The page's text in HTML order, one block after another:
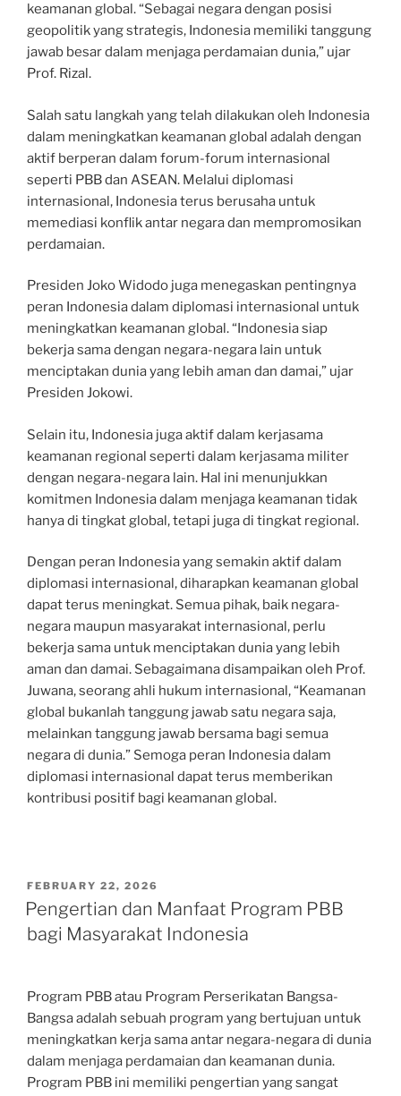
keamanan global. “Sebagai negara dengan posisi
geopolitik yang strategis, Indonesia memiliki tanggung
jawab besar dalam menjaga perdamaian dunia,” ujar
Prof. Rizal.
Salah satu langkah yang telah dilakukan oleh Indonesia
dalam meningkatkan keamanan global adalah dengan
aktif berperan dalam forum-forum internasional
seperti PBB dan ASEAN. Melalui diplomasi
internasional, Indonesia terus berusaha untuk
memediasi konflik antar negara dan mempromosikan
perdamaian.
Presiden Joko Widodo juga menegaskan pentingnya
peran Indonesia dalam diplomasi internasional untuk
meningkatkan keamanan global. “Indonesia siap
bekerja sama dengan negara-negara lain untuk
menciptakan dunia yang lebih aman dan damai,” ujar
Presiden Jokowi.
Selain itu, Indonesia juga aktif dalam kerjasama
keamanan regional seperti dalam kerjasama militer
dengan negara-negara lain. Hal ini menunjukkan
komitmen Indonesia dalam menjaga keamanan tidak
hanya di tingkat global, tetapi juga di tingkat regional.
Dengan peran Indonesia yang semakin aktif dalam
diplomasi internasional, diharapkan keamanan global
dapat terus meningkat. Semua pihak, baik negara-
negara maupun masyarakat internasional, perlu
bekerja sama untuk menciptakan dunia yang lebih
aman dan damai. Sebagaimana disampaikan oleh Prof.
Juwana, seorang ahli hukum internasional, “Keamanan
global bukanlah tanggung jawab satu negara saja,
melainkan tanggung jawab bersama bagi semua
negara di dunia.” Semoga peran Indonesia dalam
diplomasi internasional dapat terus memberikan
kontribusi positif bagi keamanan global.
POSTED
ON
FEBRUARY 22, 2026
Pengertian dan Manfaat Program PBB
bagi Masyarakat Indonesia
Program PBB atau Program Perserikatan Bangsa-
Bangsa adalah sebuah program yang bertujuan untuk
meningkatkan kerja sama antar negara-negara di dunia
dalam menjaga perdamaian dan keamanan dunia.
Program PBB ini memiliki pengertian yang sangat